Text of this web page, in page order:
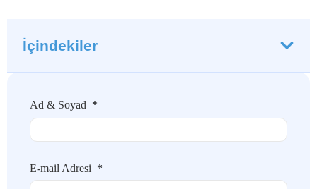
İçindekiler
Ad & Soyad *
E-mail Adresi *